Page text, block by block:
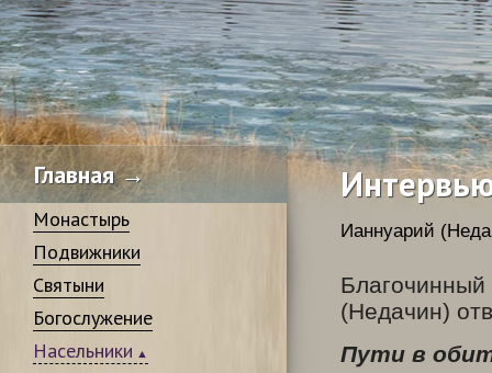
Главная →
Монастырь
Подвижники
Святыни
Богослужение
Насельники
Ианнуарий
(Недачин)
Пути в